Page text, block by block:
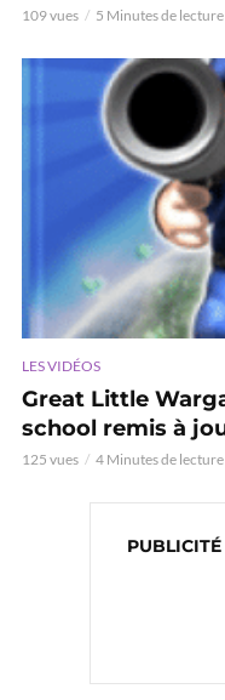
109 vues 5 Minutes de lecture
LES VIDÉOS
Great Little
school remis à
125 vues 4 Minutes de lecture
PUBLICITÉ